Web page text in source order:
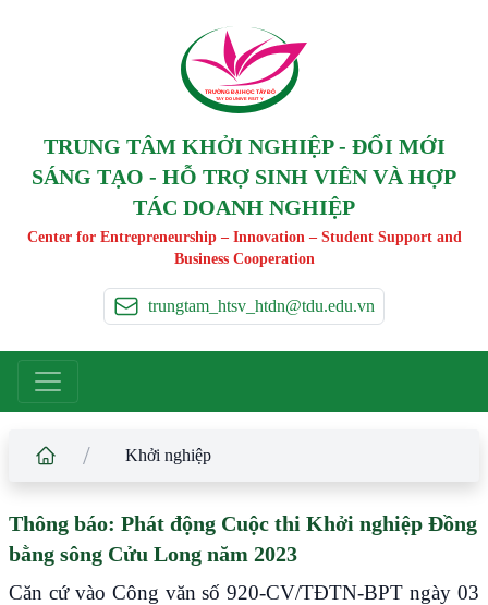
TRƯỜNG ĐẠI HỌC TÂY ĐÔ
TAY DO UNIVERSIT Y
TRUNG TÂM KHỞI NGHIỆP - ĐỔI MỚI
SÁNG TẠO - HỖ TRỢ SINH VIÊN VÀ HỢP
TÁC DOANH NGHIỆP
Center for Entrepreneurship – Innovation – Student Support and
Business Cooperation
trungtam_htsv_htdn@tdu.edu.vn
/ Khởi nghiệp
Thông báo: Phát động Cuộc thi Khởi nghiệp Đồng
bằng sông Cửu Long năm 2023
Căn cứ vào Công văn số 920-CV/TĐTN-BPT ngày 03